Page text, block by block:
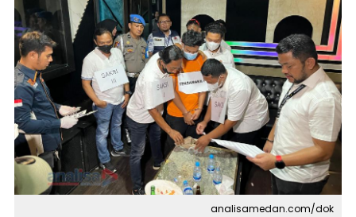
analisamedan.com/dok